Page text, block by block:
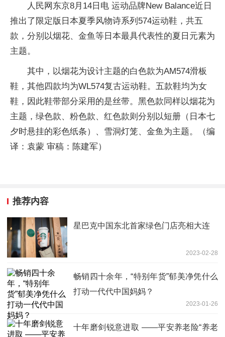
人民网东京8月14日电 运动品牌New Balance近日
推出了限定版日本夏季风物诗系列574运动鞋，共五
款，分别以烟花、金鱼等日本最具代表性的夏日元素为
主题。
其中，以烟花为设计主题的白色款为AM574滑板
鞋，其他四款均为WL574复古运动鞋。五款鞋均为女
鞋，因此鞋带部分采用的是丝带。黑色款同样以烟花为
主题，绿色款、粉色款、红色款则分别以短册（日本七
夕时悬挂的彩色纸条）、雪洞灯笼、金鱼为主题。（编
译：袁蒙 审稿：陈建军）
推荐内容
星巴克中国东北首家绿色门店亮相大连
2023-02-28
畅销四十余年，“特别年货”郁美净凭什么
打动一代代中国妈妈？
2023-01-26
十年磨剑锐意进取 ——平安养老险“养老